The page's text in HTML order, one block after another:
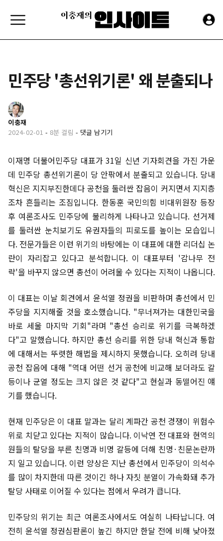
민주당 '총선위기론' 왜 분출되나
이충재
2024-02-01 - 8분 걸림 - 댓글 남기기
이재명 더불어민주당 대표가 31일 신년 기자회견을 가진 가운
데 민주당 총선위기론이 당 안팎에서 분출되고 있습니다. 당내
혁신은 지지부진한데다 공천을 둘러싼 잡음이 커지면서 지지층
조차 흔들리는 조짐입니다. 한동훈 국민의힘 비대위원장 등장
후 여론조사도 민주당에 불리하게 나타나고 있습니다. 선거제
를 둘러싼 눈치보기도 유권자들의 피로도를 높이는 모습입니
다. 전문가들은 이런 위기의 바탕에는 이 대표에 대한 리더십 논
란이 자리잡고 있다고 분석합니다. 이 대표부터 '감나무 전
략'을 바꾸지 않으면 총선이 어려울 수 있다는 지적이 나옵니다.
이 대표는 이날 회견에서 윤석열 정권을 비판하며 총선에서 민
주당을 지지해줄 것을 호소했습니다. "무너져가는 대한민국을
바로 세울 마지막 기회"라며 "총선 승리로 위기를 극복하겠
다"고 말했습니다. 하지만 총선 승리를 위한 당내 혁신과 통합
에 대해서는 뚜렷한 해법을 제시하지 못했습니다. 오히려 당내
공천 잡음에 대해 "역대 어떤 선거 공천에 비교해 보더라도 갈
등이나 균열 정도는 크지 않은 것 같다"고 현실과 동떨어진 얘
기를 했습니다.
현재 민주당은 이 대표 말과는 달리 계파간 공천 경쟁이 위험수
위로 치닫고 있다는 지적이 많습니다. 이낙연 전 대표와 현역의
원들의 탈당을 부른 친명과 비명 갈등에 더해 친명·친문논란까
지 일고 있습니다. 이런 양상은 지난 총선에서 민주당이 의석수
를 많이 차지한데 따른 것이긴 하나 자칫 분열이 가속화돼 추가
탈당 사태로 이어질 수 있다는 점에서 우려가 큽니다.
민주당의 위기는 최근 여론조사에서도 여실히 나타납니다. 여
전히 윤석열 정권심판론이 높긴 하지만 한달 전에 비해 낮아졌